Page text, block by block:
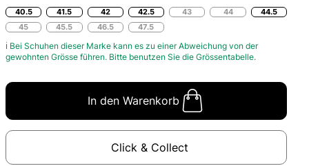
40.5 41.5 42 42.5 43 44
44.5
45
45.5 46.5 47.5
ℹ Bei Schuhen dieser Marke kann es zu einer Abweichung von der
gewohnten Grösse führen. Bitte benutzen Sie die Grössentabelle.
In den Warenkorb
Click & Collect